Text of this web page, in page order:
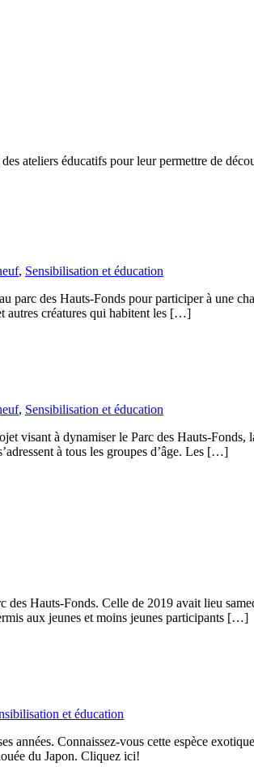
ateliers éducatifs pour leur permettre de
, Sensibilisation et éducation
des Hauts-Fonds pour participer à une
autres créatures qui habitent les […]
, Sensibilisation et éducation
visant à dynamiser le Parc des Hauts-
à tous les groupes d’âge. Les […]
Hauts-Fonds. Celle de 2019 avait lieu
aux jeunes et moins jeunes participants […]
et éducation
Connaissez-vous cette espèce
du Japon. Cliquez ici!